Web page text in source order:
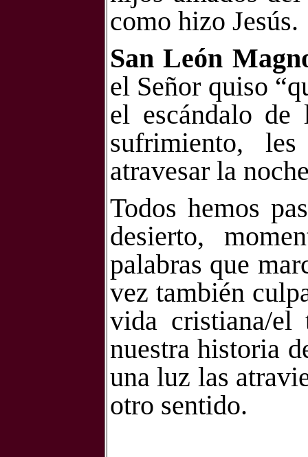
como hizo Jesús.
San León
el Señor quiso
el escándalo de
sufrimiento,
atravesar la
Todos hemos
desierto,
palabras que
vez también
vida cristiana/
nuestra historia
una luz las
otro sentido.